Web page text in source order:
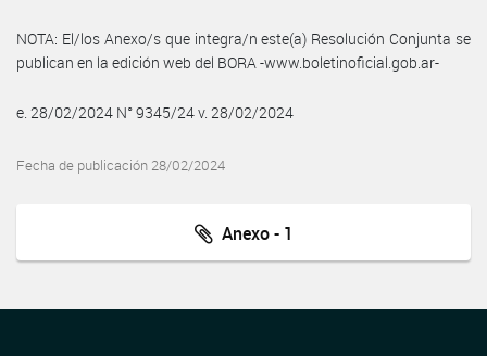
NOTA: El/los Anexo/s que integra/n este(a) Resolución Conjunta se
publican en la edición web del BORA -www.boletinoficial.gob.ar-
e. 28/02/2024 N° 9345/24 v. 28/02/2024
Fecha de publicación 28/02/2024
Anexo - 1